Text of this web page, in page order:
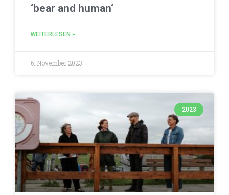
‘bear and human‘
WEITERLESEN »
6. November 2023
2023